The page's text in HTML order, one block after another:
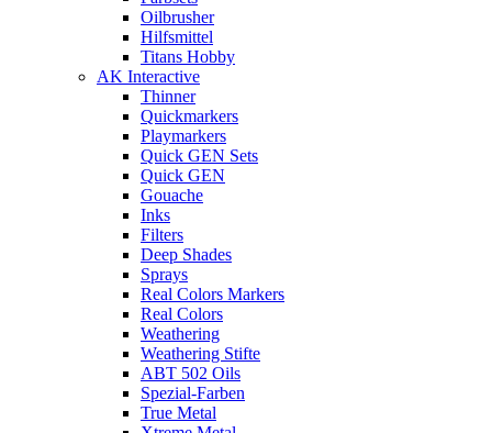
Oilbrusher
Hilfsmittel
Titans Hobby
AK Interactive
Thinner
Quickmarkers
Playmarkers
Quick GEN Sets
Quick GEN
Gouache
Inks
Filters
Deep Shades
Sprays
Real Colors Markers
Real Colors
Weathering
Weathering Stifte
ABT 502 Oils
Spezial-Farben
True Metal